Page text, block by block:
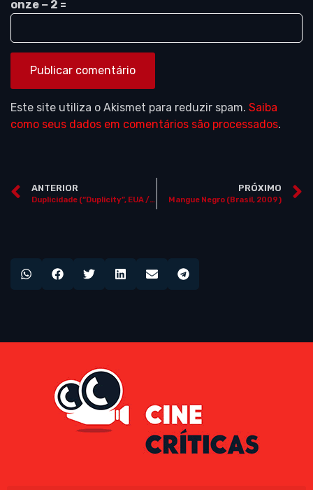
onze − 2 =
Este site utiliza o Akismet para reduzir spam. Saiba
como seus dados em comentários são processados.
ANTERIOR
Duplicidade (“Duplicity”, EUA / Alemanha, 2009)
PRÓXIMO
Mangue Negro (Brasil, 2009)